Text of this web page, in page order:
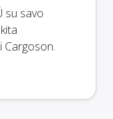
su savo
Cargoson.